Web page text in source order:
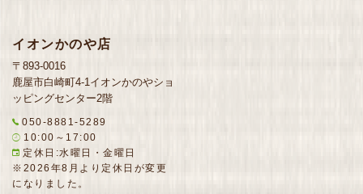
イオンかのや店
〒893-0016
鹿屋市白崎町4-1イオンかのやショ
ッピングセンター2階
050-8881-5289
10:00～17:00
定休日:水曜日・金曜日
※2026年8月より定休日が変更
になりました。